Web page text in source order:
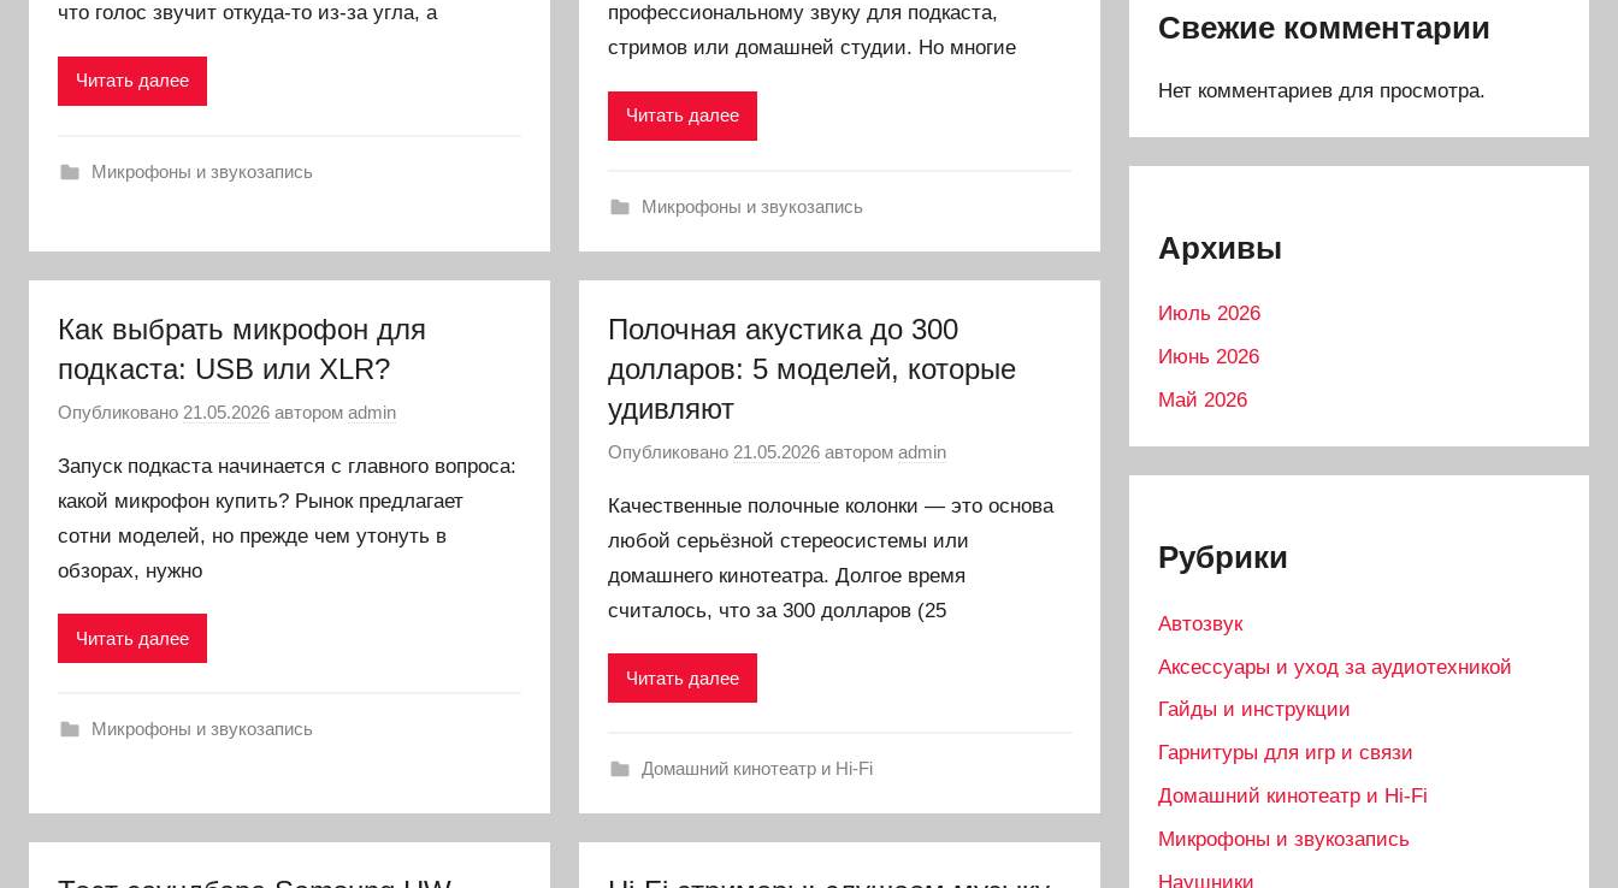
что голос звучит откуда-то из-за угла, а
Читать далее
Микрофоны и звукозапись
профессиональному звуку для подкаста,
стримов или домашней студии. Но многие
Читать далее
Микрофоны и звукозапись
Как выбрать микрофон для
подкаста: USB или XLR?
Опубликовано 21.05.2026 автором admin
Запуск подкаста начинается с главного вопроса:
какой микрофон купить? Рынок предлагает
сотни моделей, но прежде чем утонуть в
обзорах, нужно
Читать далее
Микрофоны и звукозапись
Полочная акустика до 300
долларов: 5 моделей, которые
удивляют
Опубликовано 21.05.2026 авторомadmin
Качественные полочные колонки — это основа
любой серьёзной стереосистемы или
домашнего кинотеатра. Долгое время
считалось, что за 300 долларов (25
Читать далее
Домашний кинотеатр и Hi-Fi
Свежие комментарии
Нет комментариев для просмотра.
Архивы
Июль 2026
Июнь 2026
Май 2026
Рубрики
Автозвук
Аксессуары и уход за аудиотехникой
Гайды и инструкции
Гарнитуры для игр и связи
Домашний кинотеатр и Hi-Fi
Микрофоны и звукозапись
Наушники